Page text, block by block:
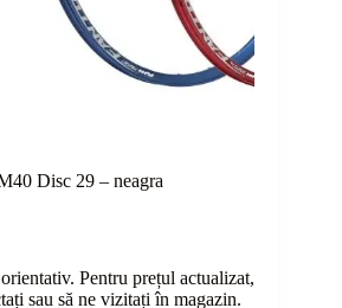
Disc 29 – neagra
Pentru prețul actualizat,
sau să ne vizitați în magazin.